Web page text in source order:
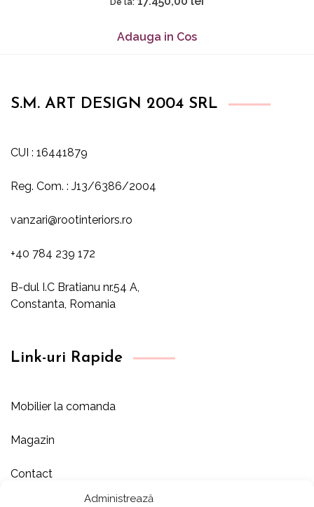
Administrează
Adauga in Cos
S.M. ART DESIGN 2004 SRL
CUI : 16441879
Reg. Com. : J13/6386/2004
vanzari@rootinteriors.ro
+40 784 239 172
B-dul I.C Bratianu nr.54 A,
Constanta, Romania
Link-uri Rapide
Mobilier la comanda
Magazin
Contact